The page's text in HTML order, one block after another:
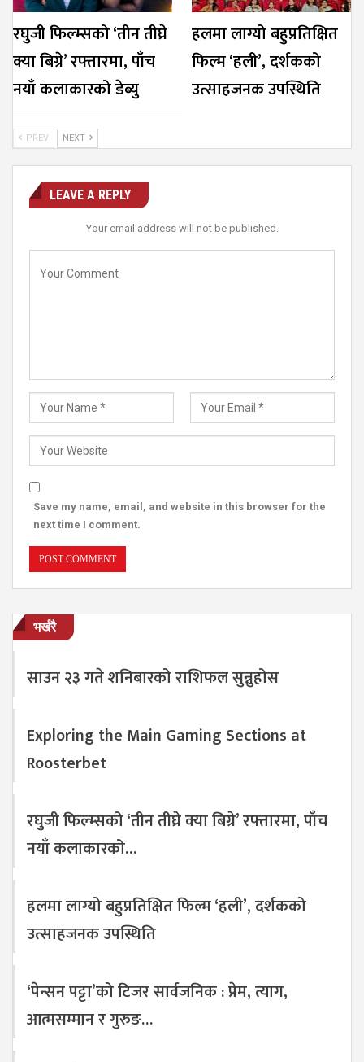
रघुजी फिल्म्सको ‘तीन तीघ्रे
क्या बिग्रे’ रफ्तारमा, पाँच
नयाँ कलाकारको डेब्यु
हलमा लाग्यो बहुप्रतिक्षित
फिल्म ‘हली’, दर्शकको
उत्साहजनक उपस्थिति
PREV NEXT
LEAVE A REPLY
Your email address will not be published.
Save my name, email, and website in this browser for the
next time I comment.
भर्खरै
साउन २३ गते शनिबारको राशिफल सुन्नुहोस
Exploring the Main Gaming Sections at
Roosterbet
रघुजी फिल्म्सको ‘तीन तीघ्रे क्या बिग्रे’ रफ्तारमा, पाँच
नयाँ कलाकारको…
हलमा लाग्यो बहुप्रतिक्षित फिल्म ‘हली’, दर्शकको
उत्साहजनक उपस्थिति
‘पेन्सन पट्टा’को टिजर सार्वजनिक : प्रेम, त्याग,
आत्मसम्मान र गुरुङ…